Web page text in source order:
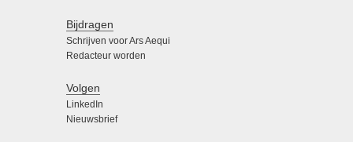
Bijdragen
Schrijven voor Ars Aequi
Redacteur worden
Volgen
LinkedIn
Nieuwsbrief